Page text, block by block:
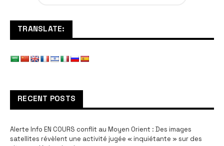
TRANSLATE:
RECENT POSTS
Alerte Info EN COURS conflit au Moyen Orient : Des images
satellites révèlent une activité jugée « inquiétante » sur des